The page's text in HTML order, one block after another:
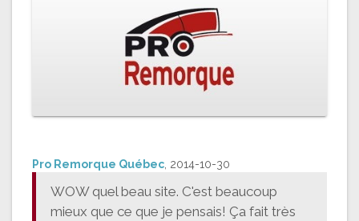
Pro Remorque Québec , 2014-10-30
WOW quel beau site. C'est beaucoup
mieux que ce que je pensais! Ça fait très